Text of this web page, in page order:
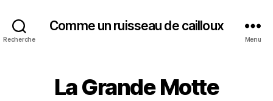
Recherche
Comme un ruisseau de cailloux
Menu
La Grande Motte